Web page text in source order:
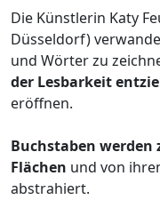
Die Künstlerin Katy
Düsseldorf)
und Wörter zu
der Lesbarkeit
eröffnen.
Buchstaben werden
Flächen und von
abstrahiert.